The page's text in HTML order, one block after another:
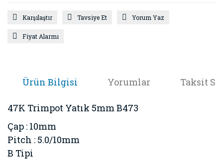
Karşılaştır Tavsiye Et Yorum Yaz
Fiyat Alarmı
Ürün Bilgisi Yorumlar Taksit
47K Trimpot Yatık 5mm B473
Çap : 10mm
Pitch : 5.0/10mm
B Tipi